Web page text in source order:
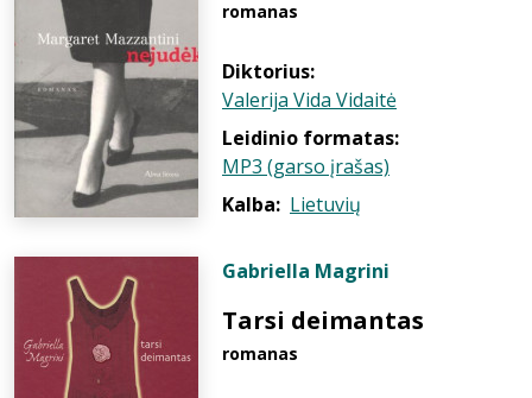
romanas
Diktorius:
Valerija Vida Vidaitė
Leidinio formatas:
MP3 (garso įrašas)
Kalba: Lietuvių
Gabriella Magrini
Tarsi deimantas
romanas